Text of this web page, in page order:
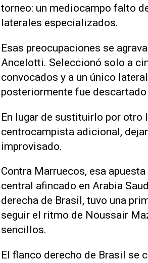
torneo: un mediocampo falto
laterales especializados.
Esas ⁠preocupaciones se
Ancelotti. Seleccionó solo a
convocados y a un único
posteriormente fue
En lugar de sustituirlo por otro
centrocampista adicional,
improvisado.
Contra Marruecos, esa
central afincado en ‌Arabia
derecha de Brasil, ⁠tuvo una
seguir el ritmo de Noussair
sencillos.
El flanco derecho de Brasil se